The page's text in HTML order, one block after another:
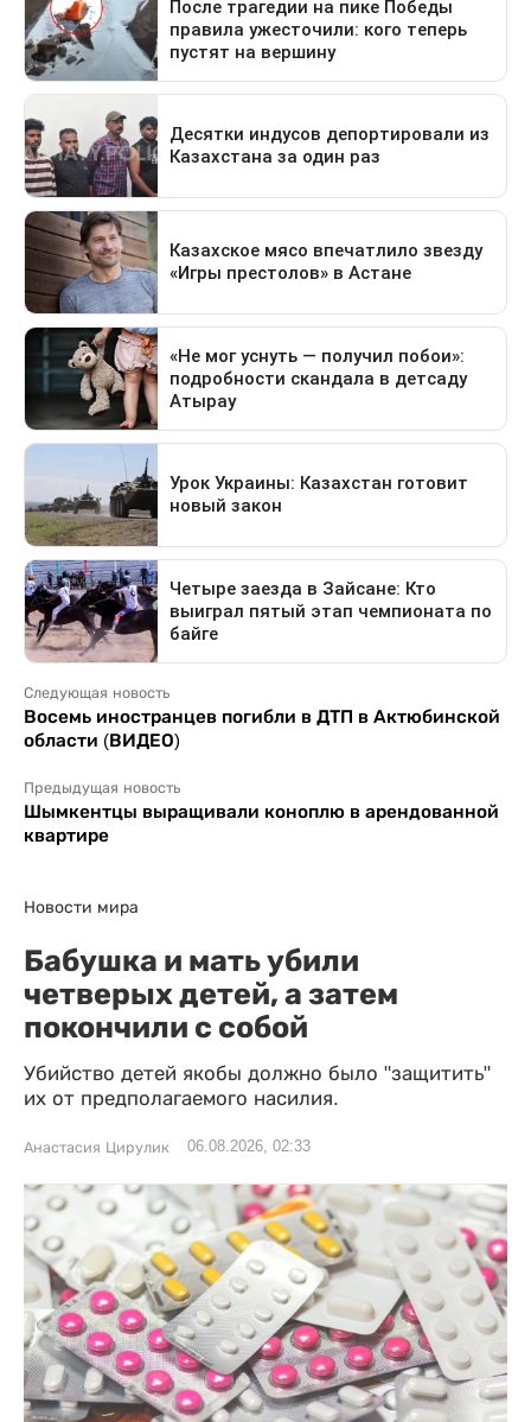
Следующая новость
Восемь иностранцев погибли в ДТП в Актюбинской
области (ВИДЕО)
Предыдущая новость
Шымкентцы выращивали коноплю в арендованной
квартире
Новости мира
Бабушка и мать убили
четверых детей, а затем
покончили с собой
Убийство детей якобы должно было "защитить"
их от предполагаемого насилия.
Анастасия Цирулик 06.08.2026, 02:33